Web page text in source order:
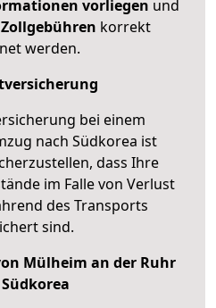
vorliegen und
Zollgebühren korrekt
werden.
bei einem
nach Südkorea ist
dass Ihre
im Falle von Verlust
des Transports
sind.
Mülheim an der Ruhr